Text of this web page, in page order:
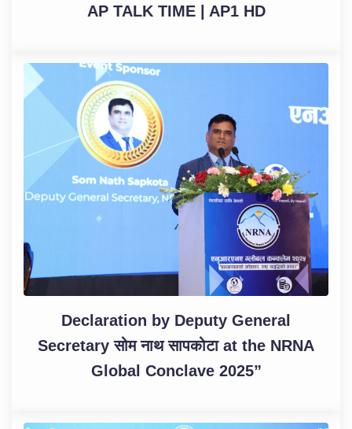
AP TALK TIME | AP1 HD
Declaration by Deputy General
Secretary सोम नाथ सापकोटा at the NRNA
Global Conclave 2025”